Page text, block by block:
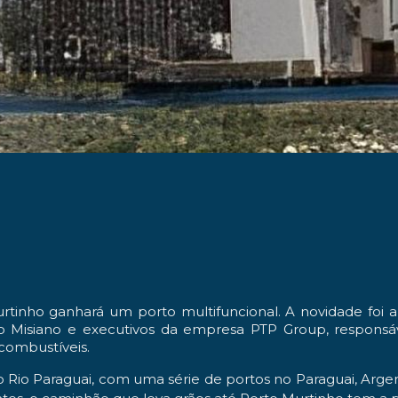
ganhará um porto multifuncional. A novidade foi
e executivos da empresa PTP Group,
Paraguai, com uma série de portos no Paraguai,